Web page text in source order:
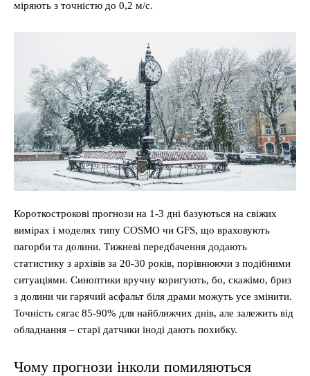
міряють з точністю до 0,2 м/с.
Короткострокові прогнози на 1-3 дні базуються на свіжих
вимірах і моделях типу COSMO чи GFS, що враховують
пагорби та долини. Тижневі передбачення додають
статистику з архівів за 20-30 років, порівнюючи з подібними
ситуаціями. Синоптики вручну коригують, бо, скажімо, бриз
з долини чи гарячий асфальт біля драми можуть усе змінити.
Точність сягає 85-90% для найближчих днів, але залежить від
обладнання – старі датчики іноді дають похибку.
Чому прогнози інколи помиляються